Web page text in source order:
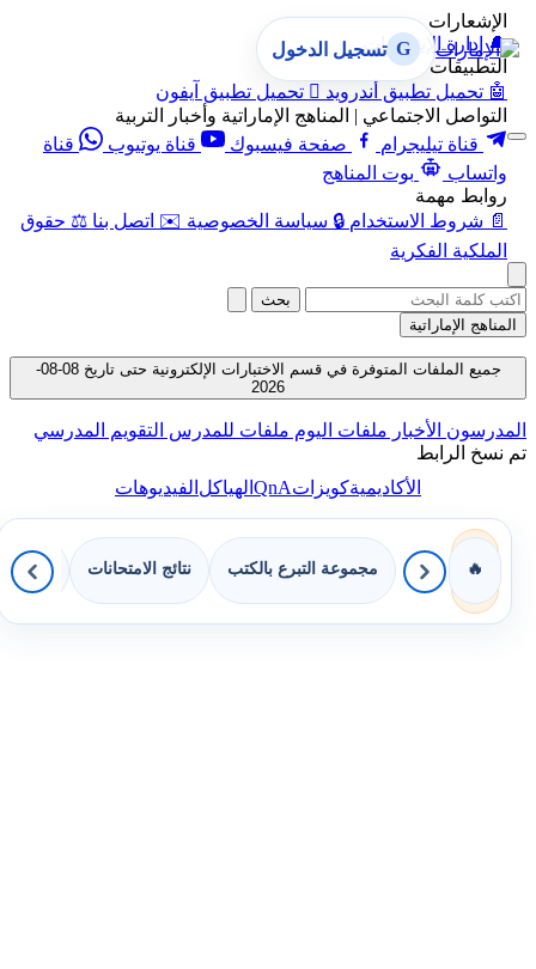
الإشعارات
🔔 إدارة الإشعارات
التطبيقات
🤖 تحميل تطبيق أندرويد  تحميل تطبيق آيفون
التواصل الاجتماعي | المناهج الإماراتية وأخبار التربية
قناة تيليجرام
صفحة فيسبوك قناة يوتيوب
قناة
واتساب
بوت المناهج
روابط مهمة
📄 شروط الاستخدام 🔒 سياسة الخصوصية ✉️ اتصل بنا ⚖️ حقوق
الملكية الفكرية
G تسجيل الدخول
بحث
المناهج الإماراتية
جميع الملفات المتوفرة في قسم الاختبارات الإلكترونية حتى تاريخ 08-08-
2026
المدرسون الأخبار ملفات اليوم ملفات للمدرس التقويم المدرسي
تم نسخ الرابط
الأكاديميةكويزاتQnAالهياكل الفيديوهات
🔥 مجموعة التبرع بالكتب نتائج الامتحانات